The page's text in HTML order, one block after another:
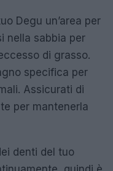
Degu un’area per
nella sabbia per
di grasso.
specifica per
Assicurati di
per mantenerla
denti del tuo